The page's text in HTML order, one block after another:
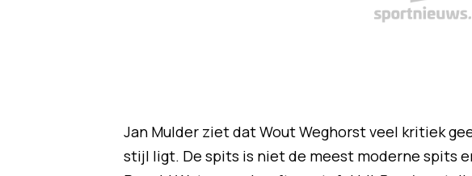
Jan Mulder ziet dat Wout Weghorst veel kritiek
stijl ligt. De spits is niet de meest moderne spits